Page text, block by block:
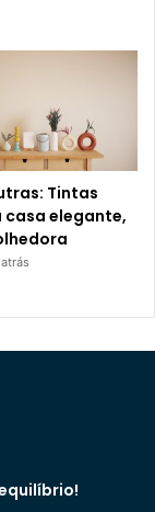
Tintas
casa elegante,